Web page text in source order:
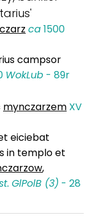
ca1500
campsor
WokLub - 89r
mynczarzem XV
eiciebat
in templo et
,
GlPolB (3) - 28